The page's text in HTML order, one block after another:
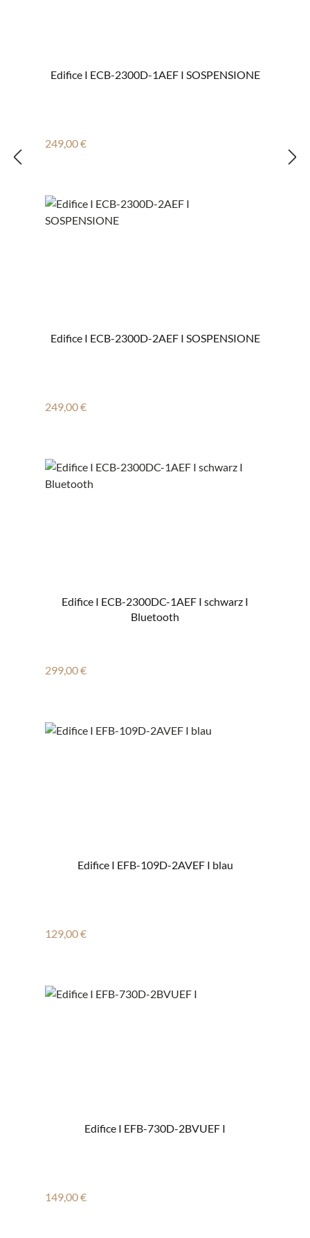
Edifice I ECB-2300D-1AEF I SOSPENSIONE
Regulärer Preis:
249,00 €
Edifice I ECB-2300D-2AEF I SOSPENSIONE
Regulärer Preis:
249,00 €
Edifice I ECB-2300DC-1AEF I schwarz I
Bluetooth
Regulärer Preis:
299,00 €
Edifice I EFB-109D-2AVEF I blau
Regulärer Preis:
129,00 €
Edifice I EFB-730D-2BVUEF I
Regulärer Preis:
149,00 €